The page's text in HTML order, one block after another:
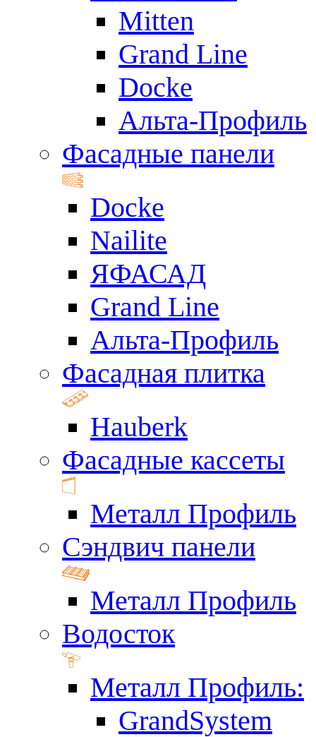
Mitten
Grand Line
Docke
Альта-Профиль
Фасадные панели
Docke
Nailite
ЯФАСАД
Grand Line
Альта-Профиль
Фасадная плитка
Hauberk
Фасадные кассеты
Металл Профиль
Сэндвич панели
Металл Профиль
Водосток
Металл Профиль:
GrandSystem